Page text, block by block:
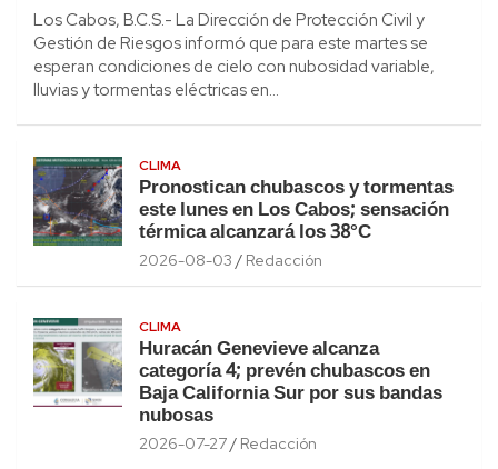
Los Cabos, B.C.S.- La Dirección de Protección Civil y
Gestión de Riesgos informó que para este martes se
esperan condiciones de cielo con nubosidad variable,
lluvias y tormentas eléctricas en…
CLIMA
Pronostican chubascos y tormentas
este lunes en Los Cabos; sensación
térmica alcanzará los 38°C
2026-08-03 Redacción
CLIMA
Huracán Genevieve alcanza
categoría 4; prevén chubascos en
Baja California Sur por sus bandas
nubosas
2026-07-27 Redacción